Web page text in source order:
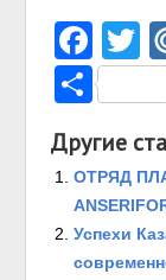
Другие
ОТРЯД
Успехи